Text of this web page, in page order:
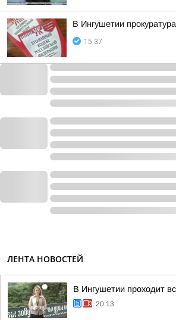
В Ингушетии
15:37
ЛЕНТА НОВОСТЕЙ
В Ингушетии проходит
20:13